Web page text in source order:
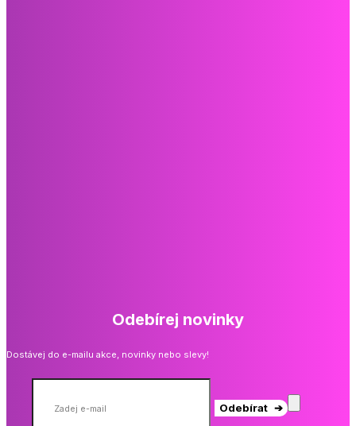
Odebírej novinky
Dostávej do e-mailu akce, novinky nebo slevy!
Odebírat ➔